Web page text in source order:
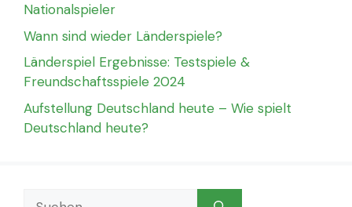
Nationalspieler
Wann sind wieder Länderspiele?
Länderspiel Ergebnisse: Testspiele &
Freundschaftsspiele 2024
Aufstellung Deutschland heute – Wie spielt
Deutschland heute?
Suchen